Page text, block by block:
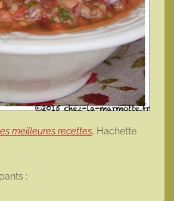
meilleures recettes, Hachette
: